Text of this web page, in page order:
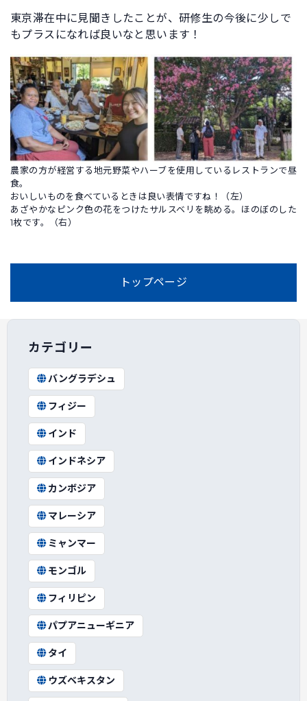
東京滞在中に見聞きしたことが、研修生の今後に少しで
もプラスになれば良いなと思います！
農家の方が経営する地元野菜やハーブを使用しているレストランで昼
食。
おいしいものを食べているときは良い表情ですね！（左）
あざやかなピンク色の花をつけたサルスベリを眺める。ほのぼのした
1枚です。（右）
トップページ
カテゴリー
バングラデシュ
フィジー
インド
インドネシア
カンボジア
マレーシア
ミャンマー
モンゴル
フィリピン
パプアニューギニア
タイ
ウズベキスタン